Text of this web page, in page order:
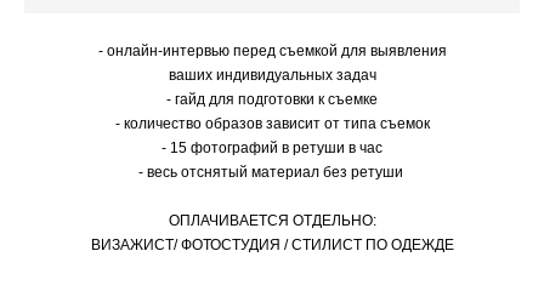
- онлайн-интервью перед съемкой для выявления
ваших индивидуальных задач
- гайд для подготовки к съемке
- количество образов зависит от типа съемок
- 15 фотографий в ретуши в час
- весь отснятый материал без ретуши
ОПЛАЧИВАЕТСЯ ОТДЕЛЬНО:
ВИЗАЖИСТ/ ФОТОСТУДИЯ / СТИЛИСТ ПО ОДЕЖДЕ